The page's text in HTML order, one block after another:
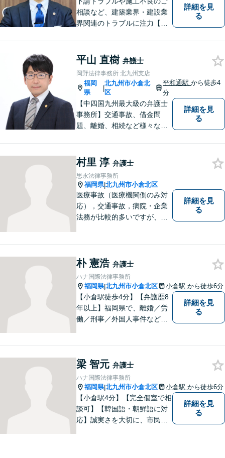
相談など、建築業界・建設業
界関連のトラブルに注力【企
のご相談はお任せください
【夜間・休日対応可】M&A、
株式発行も対応【小倉駅3分】
詳細を見
る
平山 直樹 弁護士
岡野法律事務所 北九州支店
福岡
県
|
北九州市小倉北
区
平和通駅から徒歩4
分
【中四国九州最大級の弁護士
事務所】交通事故、借金問
題、離婚、相続など様々な問
まずはお気軽にご相談くださ
い！
詳細を見
る
村里 淳 弁護士
思永法律事務所
福岡県|北九州市小倉北区
医療事故（医療機関側のみ対
応），交通事故，病院・企業
法務が比較的多いですが、家
【福岡地裁小倉支部すぐ近
く】【駐車場あり】
詳細を見
る
朴 憲浩 弁護士
ハナ国際法律事務所
福岡県|北九州市小倉北区 小倉駅 から徒歩6分
【小倉駅徒歩4分】【弁護歴8
年以上】福岡県で、離婚／労
働／刑事／外国人事件などに
会話のキャッチボールを積み
重ねながら解決へと動いてま
いります。【韓国語対応可】
詳細を見
る
梁 智元 弁護士
ハナ国際法律事務所
福岡県|北九州市小倉北区 小倉駅 から徒歩6分
【小倉駅4分】【完全個室で相
談可】【韓国語・朝鮮語に対
応】誠実さを大切に、市民に
詳細を見
る